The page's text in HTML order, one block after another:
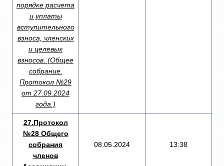
порядке расчета
и уплаты
вступительного
взноса, членских
и целевых
взносов. (Общее
собрание.
Протокол №29
от 27.09.2024
года.)
27.Протокол
№28 Общего
собрания
членов
08.05.2024 13:38